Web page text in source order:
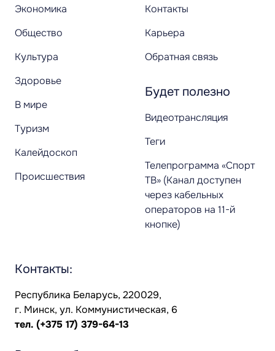
Экономика
Общество
Культура
Здоровье
В мире
Туризм
Калейдоскоп
Происшествия
Контакты
Карьера
Обратная связь
Будет полезно
Видеотрансляция
Теги
Телепрограмма «Спорт
ТВ» (Канал доступен
через кабельных
операторов на 11-й
кнопке)
Контакты:
Республика Беларусь, 220029,
г. Минск, ул. Коммунистическая, 6
тел. (+375 17) 379-64-13